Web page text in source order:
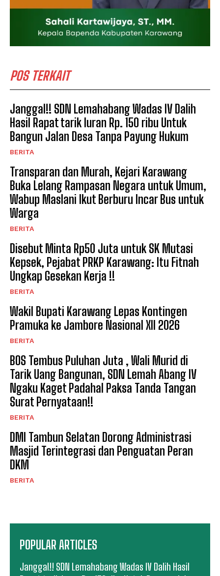
POS TERKAIT
Janggal!! SDN Lemahabang Wadas IV Dalih
Hasil Rapat tarik Iuran Rp. 150 ribu Untuk
Bangun Jalan Desa Tanpa Payung Hukum
BERITA
Transparan dan Murah, Kejari Karawang
Buka Lelang Rampasan Negara untuk Umum,
Wabup Maslani Ikut Berburu Incar Bus untuk
Warga
BERITA
Disebut Minta Rp50 Juta untuk SK Mutasi
Kepsek, Pejabat PRKP Karawang: Itu Fitnah
Ungkap Gesekan Kerja !!
BERITA
Wakil Bupati Karawang Lepas Kontingen
Pramuka ke Jambore Nasional XII 2026
BERITA
BOS Tembus Puluhan Juta , Wali Murid di
Tarik Uang Bangunan, SDN Lemah Abang IV
Ngaku Kaget Padahal Paksa Tanda Tangan
Surat Pernyataan!!
BERITA
DMI Tambun Selatan Dorong Administrasi
Masjid Terintegrasi dan Penguatan Peran
DKM
BERITA
POPULAR ARTICLES
Janggal!! SDN Lemahabang Wadas IV Dalih Hasil